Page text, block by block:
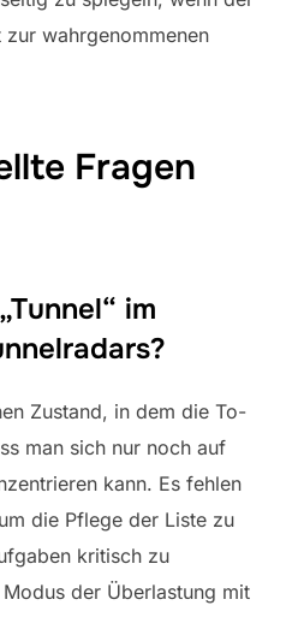
wahrgenommenen
Fragen
im
Zustand, in dem die To-
man sich nur noch auf
kann. Es fehlen
die Pflege der Liste zu
kritisch zu
der Überlastung mit